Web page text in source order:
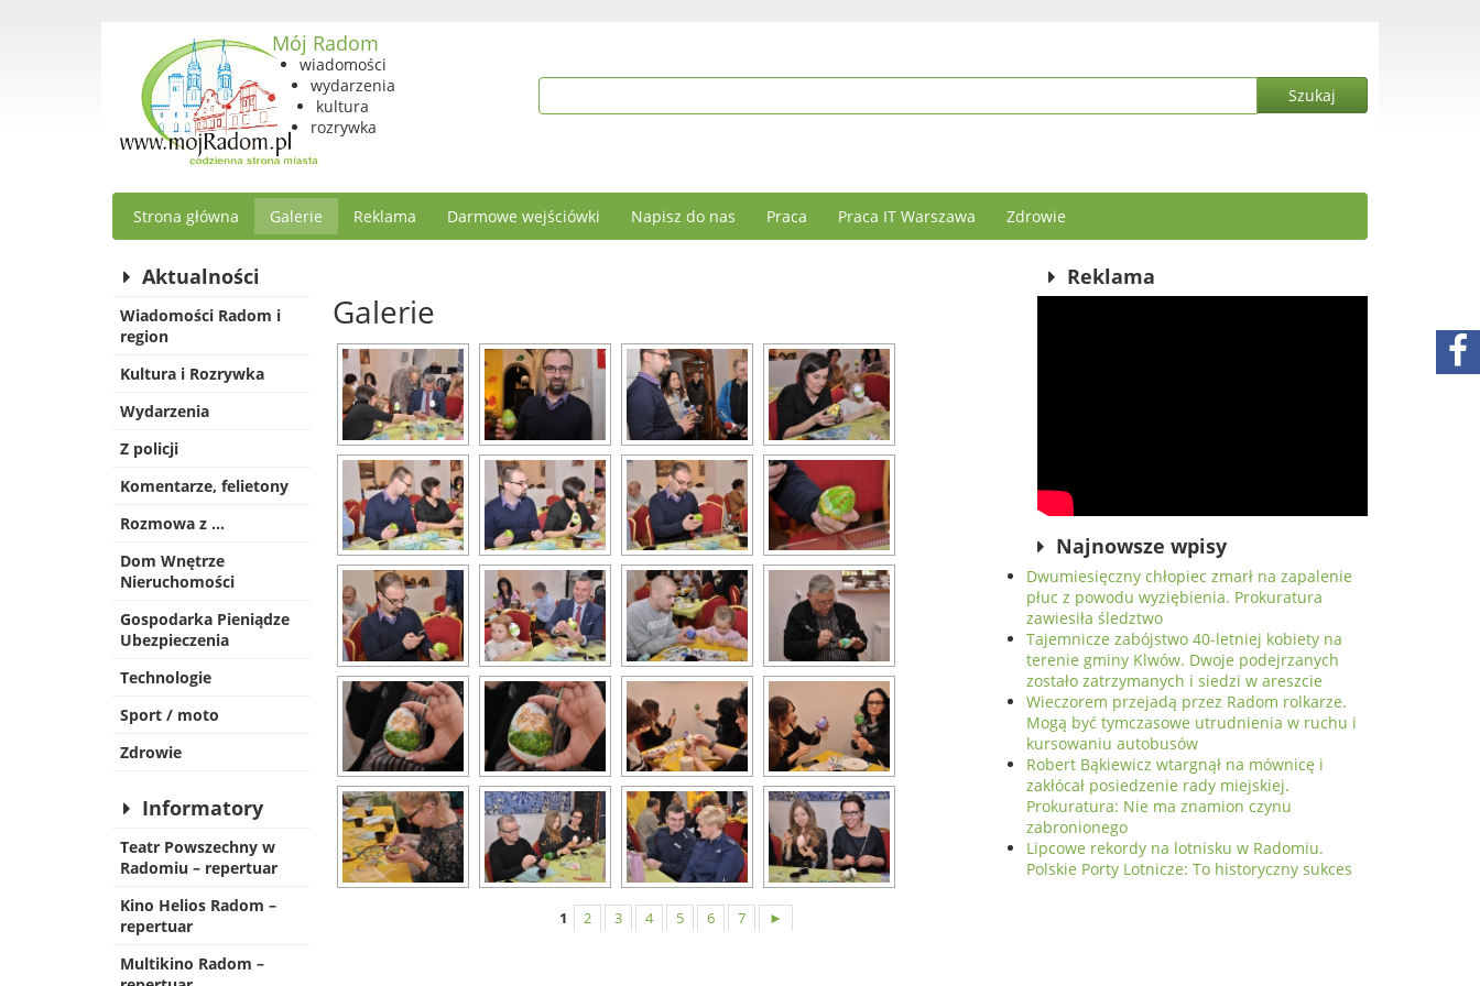
Mój Radom
wiadomości
wydarzenia
kultura
rozrywka
Strona główna Galerie Reklama Darmowe wejściówki Napisz do nas Praca Praca IT Warszawa Zdrowie
Aktualności
Wiadomości Radom i
region
Kultura i Rozrywka
Wydarzenia
Z policji
Komentarze, felietony
Rozmowa z …
Dom Wnętrze
Nieruchomości
Gospodarka Pieniądze
Ubezpieczenia
Technologie
Sport / moto
Zdrowie
Informatory
Teatr Powszechny w
Radomiu – repertuar
Kino Helios Radom –
repertuar
Multikino Radom –
Galerie
1 2 3 4 5 6 7 ►
Reklama
Najnowsze wpisy
Dwumiesięczny chłopiec zmarł na zapalenie
płuc z powodu wyziębienia. Prokuratura
zawiesiła śledztwo
Tajemnicze zabójstwo 40-letniej kobiety na
terenie gminy Klwów. Dwoje podejrzanych
zostało zatrzymanych i siedzi w areszcie
Wieczorem przejadą przez Radom rolkarze.
Mogą być tymczasowe utrudnienia w ruchu i
kursowaniu autobusów
Robert Bąkiewicz wtargnął na mównicę i
zakłócał posiedzenie rady miejskiej.
Prokuratura: Nie ma znamion czynu
zabronionego
Lipcowe rekordy na lotnisku w Radomiu.
Polskie Porty Lotnicze: To historyczny sukces